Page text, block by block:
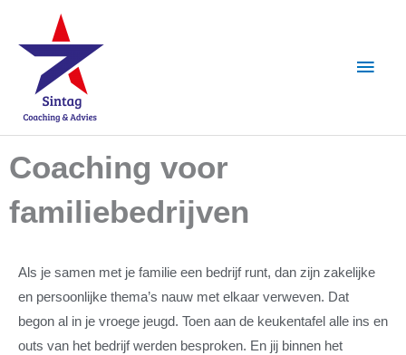
inhoud
Coaching voor
familiebedrijven
Als je samen met je familie een bedrijf runt, dan zijn zakelijke
en persoonlijke thema’s nauw met elkaar verweven. Dat
begon al in je vroege jeugd. Toen aan de keukentafel alle ins en
outs van het bedrijf werden besproken. En jij binnen het